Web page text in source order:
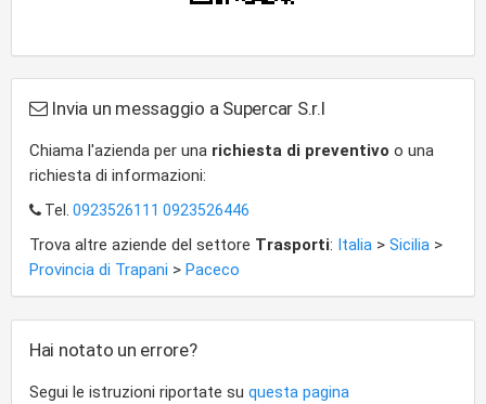
Invia un messaggio a Supercar S.r.l
Chiama l'azienda per una richiesta di preventivo o una
richiesta di informazioni:
Tel. 0923526111 0923526446
Trova altre aziende del settore Trasporti: Italia > Sicilia >
Provincia di Trapani > Paceco
Hai notato un errore?
Segui le istruzioni riportate su questa pagina